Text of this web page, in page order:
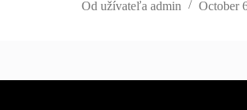
Od užívateľa admin October